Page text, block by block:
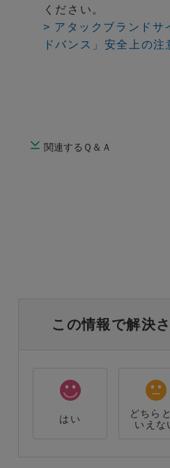
ください。
> アタックブランドサ
ドバンス」安全上の
関連するＱ＆Ａ
この情報で解決
はい
どちら
いえな